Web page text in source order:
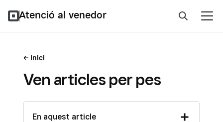
Atenció al venedor
Inici
Ven articles per pes
En aquest article